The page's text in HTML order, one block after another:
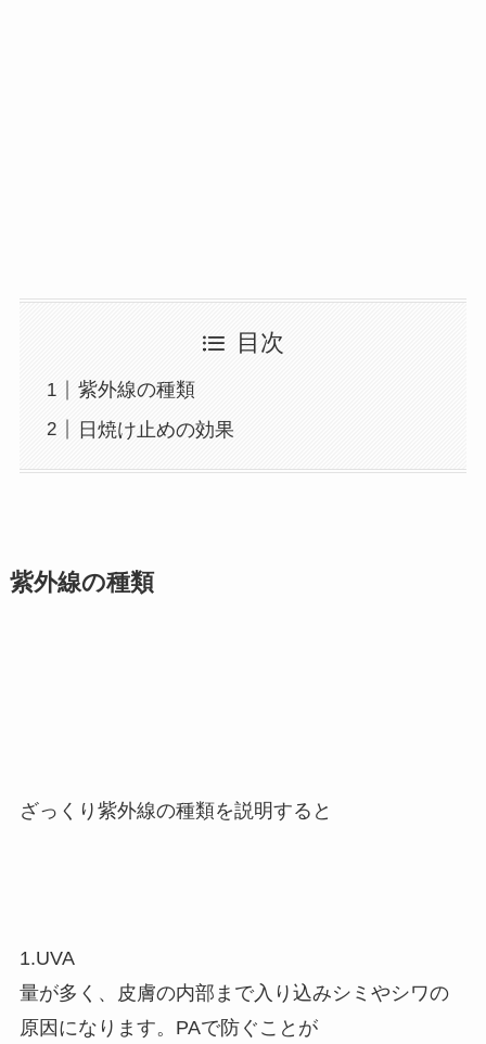
目次
紫外線の種類
日焼け止めの効果
紫外線の種類
ざっくり紫外線の種類を説明すると
1.UVA
量が多く、皮膚の内部まで入り込みシミやシワの
原因になります。PAで防ぐことが